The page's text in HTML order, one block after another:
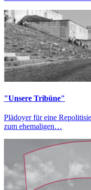
"Unsere Tribüne"
Plädoyer für eine
zum ehemaligen…